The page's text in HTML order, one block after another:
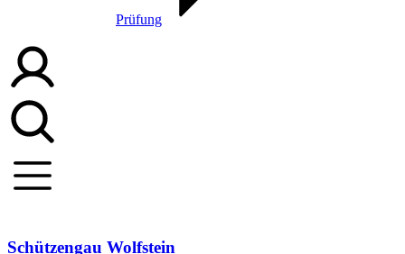
Prüfung
Schützengau Wolfstein